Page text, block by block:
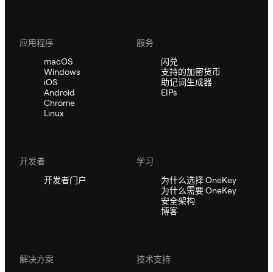
应用程序
macOS
Windows
iOS
Android
Chrome
Linux
服务
闪兑
支持的加密货币
助记词生成器
EIPs
开发者
开发者门户
学习
为什么选择 OneKey
为什么需要 OneKey
安全架构
博客
解决方案
技术支持